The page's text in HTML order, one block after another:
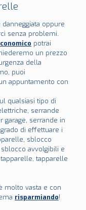
oppure
senza problemi.
potrai
un prezzo
della
puoi
appuntamento con
qualsiasi tipo di
serrande
garage, serrande in
di effettuare i
sblocco
avvolgibili e
tapparelle
molto vasta e con
risparmiando!